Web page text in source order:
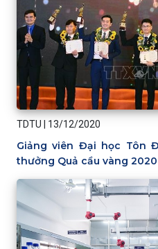
TDTU 13/12/2020
Giảng viên Đại học Tôn
thưởng Quả cầu vàng 2020